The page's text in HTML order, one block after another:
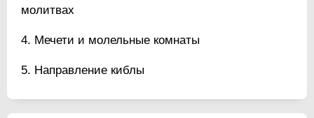
молитвах
Мечети и молельные комнаты
Направление киблы